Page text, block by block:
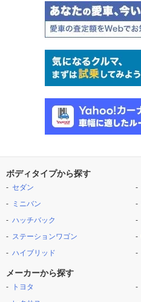
ボディタイプから探す
セダン
ミニバン
ハッチバック
ステーションワゴン
ハイブリッド
メーカーから探す
トヨタ